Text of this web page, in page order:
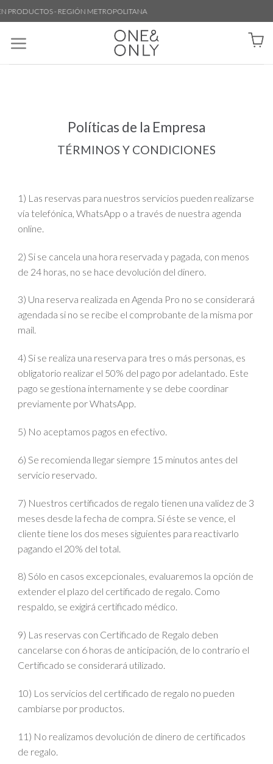
- REGIÓN METROPOLITANA
Políticas de la Empresa
TÉRMINOS Y CONDICIONES
1) Las reservas para nuestros servicios pueden realizarse
vía telefónica, WhatsApp o a través de nuestra agenda
online.
2) Si se cancela una hora reservada y pagada, con menos
de 24 horas, no se hace devolución del dinero.
3) Una reserva realizada en Agenda Pro no se considerará
agendada si no se recibe el comprobante de la misma por
mail.
4) Si se realiza una reserva para tres o más personas, es
obligatorio realizar el 50% del pago por adelantado. Este
pago se gestiona internamente y se debe coordinar
previamente por WhatsApp.
5) No aceptamos pagos en efectivo.
6) Se recomienda llegar siempre 15 minutos antes del
servicio reservado.
7) Nuestros certificados de regalo tienen una validez de 3
meses desde la fecha de compra. Si éste se vence, el
cliente tiene los dos meses siguientes para reactivarlo
pagando el 20% del total.
8) Sólo en casos excepcionales, evaluaremos la opción de
extender el plazo del certificado de regalo. Como
respaldo, se exigirá certificado médico.
9) Las reservas con Certificado de Regalo deben
cancelarse con 6 horas de anticipación, de lo contrario el
Certificado se considerará utilizado.
10) Los servicios del certificado de regalo no pueden
cambiarse por productos.
11) No realizamos devolución de dinero de certificados
de regalo.